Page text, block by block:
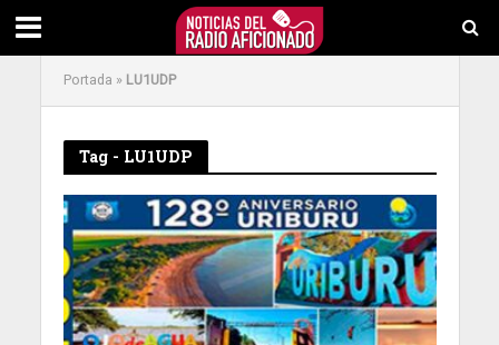
Portada » LU1UDP
Tag - LU1UDP